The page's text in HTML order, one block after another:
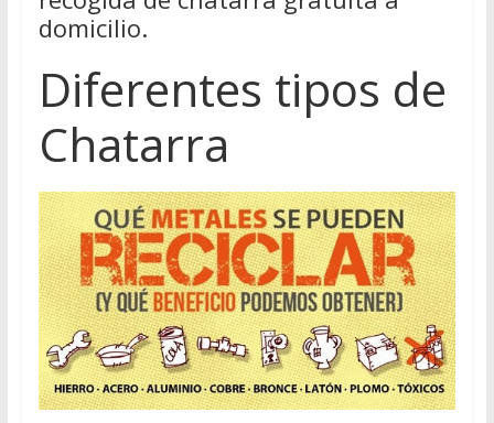
domicilio.
Diferentes tipos de
Chatarra